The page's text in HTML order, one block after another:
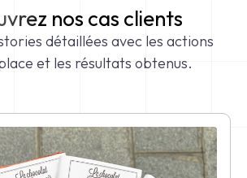
nos cas clients
détaillées avec les actions
et les résultats obtenus.